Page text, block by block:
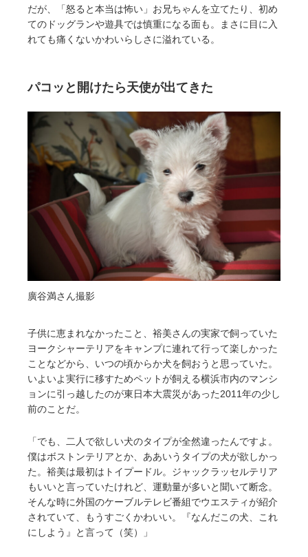
だが、「怒ると本当は怖い」お兄ちゃんを立てたり、初め
てのドッグランや遊具では慎重になる面も。まさに目に入
れても痛くないかわいらしさに溢れている。
パコッと開けたら天使が出てきた
廣谷満さん撮影
子供に恵まれなかったこと、裕美さんの実家で飼っていた
ヨークシャーテリアをキャンプに連れて行って楽しかった
ことなどから、いつの頃からか犬を飼おうと思っていた。
いよいよ実行に移すためペットが飼える横浜市内のマンシ
ョンに引っ越したのが東日本大震災があった2011年の少し
前のことだ。
「でも、二人で欲しい犬のタイプが全然違ったんですよ。
僕はボストンテリアとか、ああいうタイプの犬が欲しかっ
た。裕美は最初はトイプードル。ジャックラッセルテリア
もいいと言っていたけれど、運動量が多いと聞いて断念。
そんな時に外国のケーブルテレビ番組でウエスティが紹介
されていて、もうすごくかわいい。『なんだこの犬、これ
にしよう』と言って（笑）」